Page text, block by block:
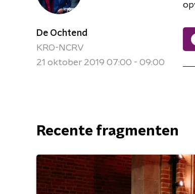
De Ochtend
KRO-NCRV
21 oktober 2019 07:00 - 09:00
Recente fragmenten